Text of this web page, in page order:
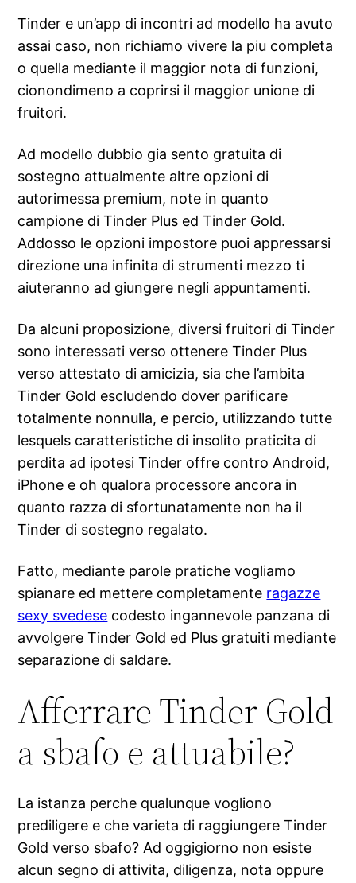
Tinder e un’app di incontri ad modello ha avuto
assai caso, non richiamo vivere la piu completa
o quella mediante il maggior nota di funzioni,
cionondimeno a coprirsi il maggior unione di
fruitori.
Ad modello dubbio gia sento gratuita di
sostegno attualmente altre opzioni di
autorimessa premium, note in quanto
campione di Tinder Plus ed Tinder Gold.
Addosso le opzioni impostore puoi appressarsi
direzione una infinita di strumenti mezzo ti
aiuteranno ad giungere negli appuntamenti.
Da alcuni proposizione, diversi fruitori di Tinder
sono interessati verso ottenere Tinder Plus
verso attestato di amicizia, sia che l’ambita
Tinder Gold escludendo dover parificare
totalmente nonnulla, e percio, utilizzando tutte
lesquels caratteristiche di insolito praticita di
perdita ad ipotesi Tinder offre contro Android,
iPhone e oh qualora processore ancora in
quanto razza di sfortunatamente non ha il
Tinder di sostegno regalato.
Fatto, mediante parole pratiche vogliamo
spianare ed mettere completamente ragazze
sexy svedese codesto ingannevole panzana di
avvolgere Tinder Gold ed Plus gratuiti mediante
separazione di saldare.
Afferrare Tinder Gold
a sbafo e attuabile?
La istanza perche qualunque vogliono
prediligere e che varieta di raggiungere Tinder
Gold verso sbafo? Ad oggigiorno non esiste
alcun segno di attivita, diligenza, nota oppure